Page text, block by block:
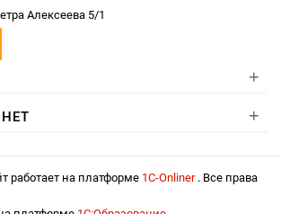
Алексеева 5/1
+
+
работает на платформе 1С-Onliner . Все права